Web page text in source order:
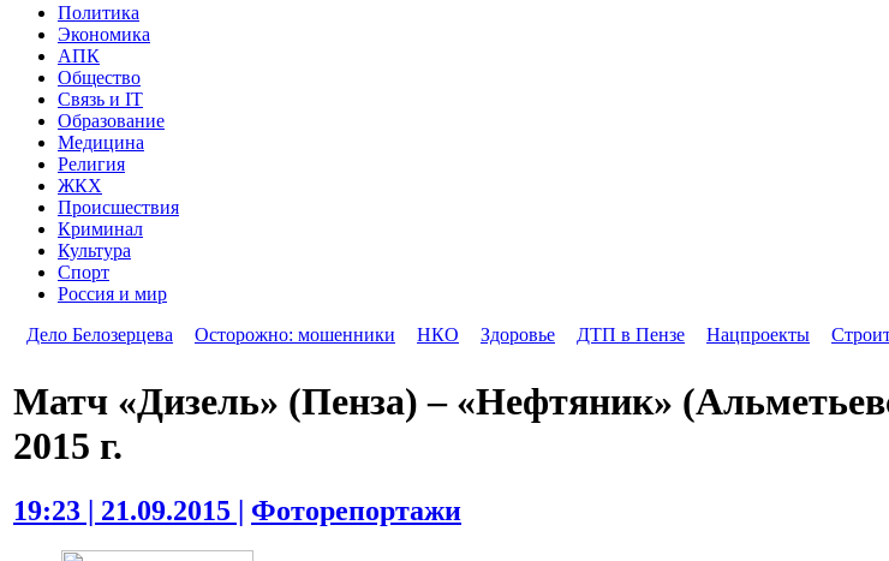
Политика
Экономика
АПК
Общество
Связь и IT
Образование
Медицина
Религия
ЖКХ
Происшествия
Криминал
Культура
Спорт
Россия и мир
Дело Белозерцева
Осторожно: мошенники НКО Здоровье ДТП в Пензе Нацпроекты
Матч «Дизель» (Пенза) – «Нефтяник»
2015 г.
19:23 | 21.09.2015 | Фоторепортажи